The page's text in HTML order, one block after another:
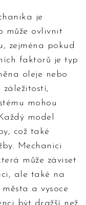
je
může ovlivnit
zejména pokud
faktorů je typ
oleje nebo
mohou
model
což také
Mechanici
může záviset
ale také na
a vysoce